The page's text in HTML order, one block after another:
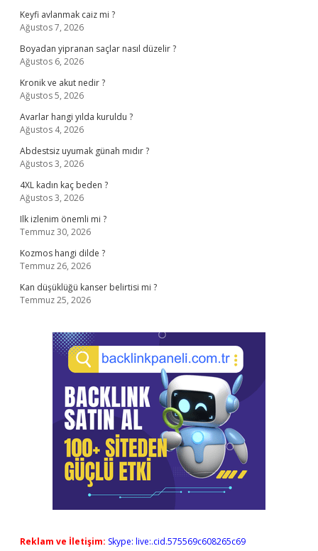
Keyfi avlanmak caiz mi ?
Ağustos 7, 2026
Boyadan yipranan saçlar nasıl düzelir ?
Ağustos 6, 2026
Kronik ve akut nedir ?
Ağustos 5, 2026
Avarlar hangi yılda kuruldu ?
Ağustos 4, 2026
Abdestsiz uyumak günah mıdır ?
Ağustos 3, 2026
4XL kadın kaç beden ?
Ağustos 3, 2026
Ilk izlenim önemli mi ?
Temmuz 30, 2026
Kozmos hangi dilde ?
Temmuz 26, 2026
Kan düşüklüğü kanser belirtisi mi ?
Temmuz 25, 2026
Reklam ve İletişim: Skype: live:.cid.575569c608265c69